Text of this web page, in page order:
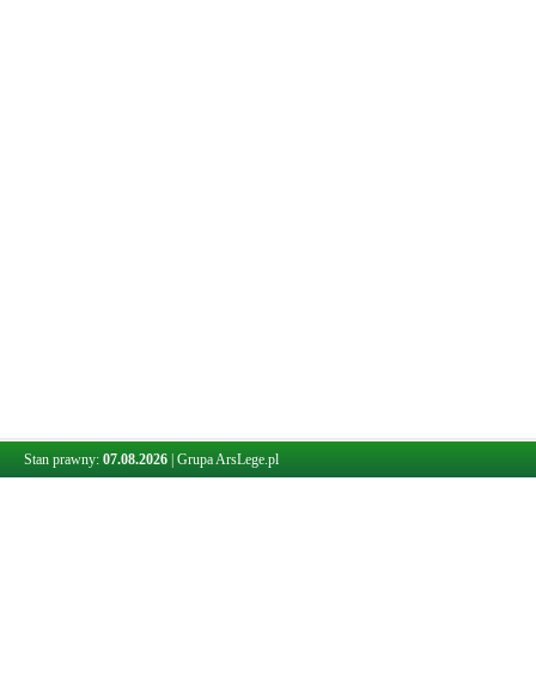
Stan prawny: 07.08.2026 Grupa ArsLege.pl